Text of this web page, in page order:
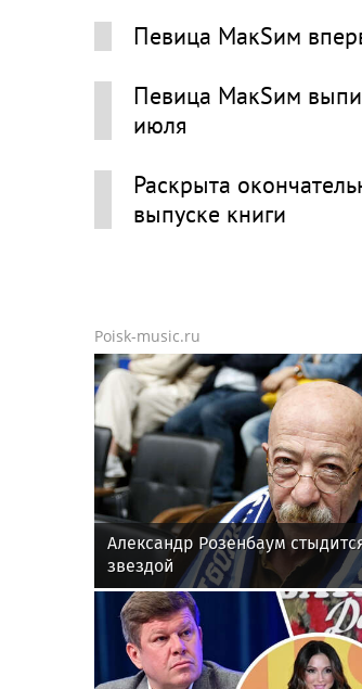
Певица МакSим
Певица МакSим
июля
Раскрыта
выпуске книги
Poisk-music.ru
Александр Розенбаум
звездой